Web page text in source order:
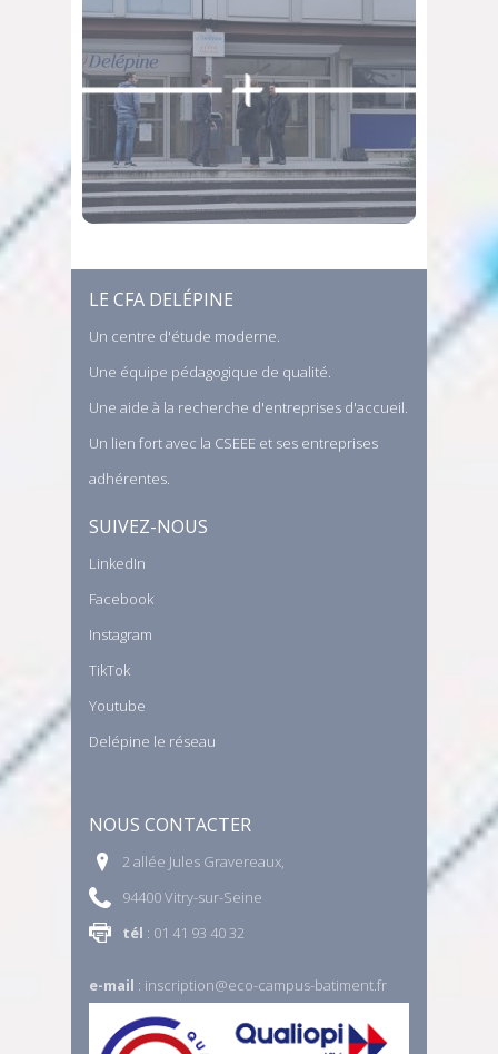
LE CFA DELÉPINE
Un centre d'étude moderne.
Une équipe pédagogique de qualité.
Une aide à la recherche d'entreprises d'accueil.
Un lien fort avec la CSEEE et ses entreprises
adhérentes.
SUIVEZ-NOUS
LinkedIn
Facebook
Instagram
TikTok
Youtube
Delépine le réseau
NOUS CONTACTER
2 allée Jules Gravereaux,
94400 Vitry-sur-Seine
tél : 01 41 93 40 32
e-mail : inscription@eco-campus-batiment.fr